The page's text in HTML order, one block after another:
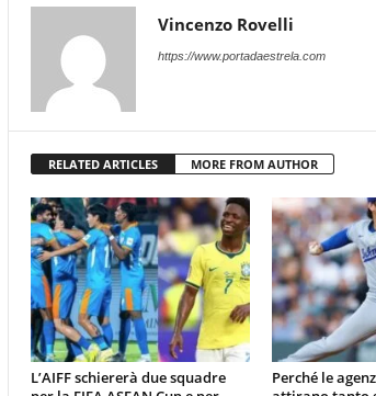
Vincenzo Rovelli
https://www.portadaestrela.com
RELATED ARTICLES MORE FROM AUTHOR
L’AIFF schiererà due squadre
Perché le